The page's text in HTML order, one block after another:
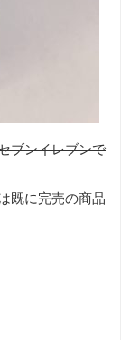
ブンイレブンで
既に完売の商品